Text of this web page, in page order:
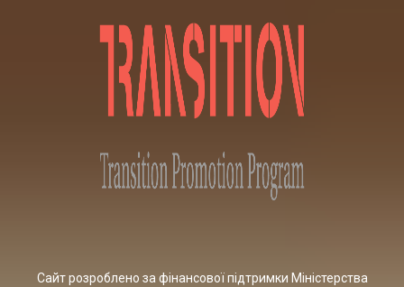
Сайт розроблено за фінансової підтримки Міністерства